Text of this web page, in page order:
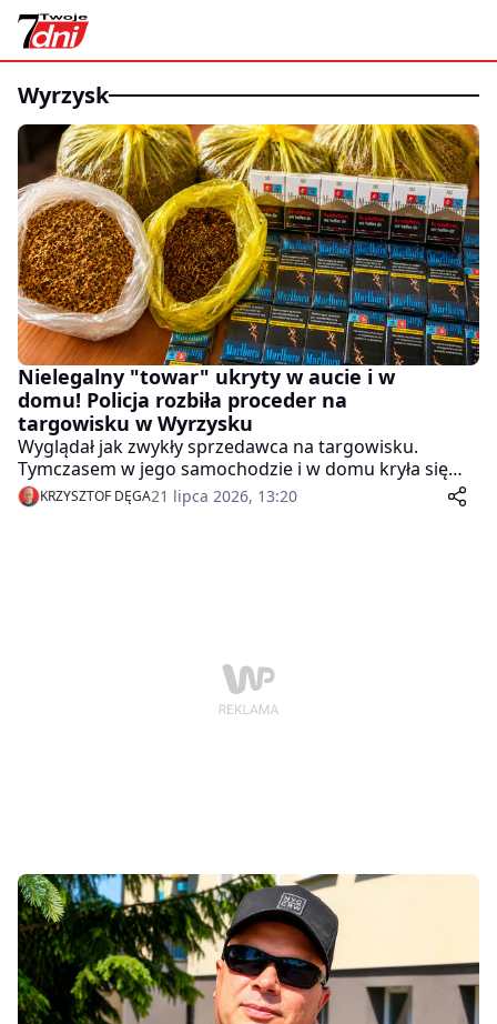
wyrzysk
Nielegalny "towar" ukryty w aucie i w
domu! Policja rozbiła proceder na
targowisku w Wyrzysku
Wyglądał jak zwykły sprzedawca na targowisku.
Tymczasem w jego samochodzie i w domu kryła się
prawdziwa skarbnica nielegalnego tytoniu. Policjanci z
Chodzieży ujawnili aż 1800 sztuk papierosów i 1350
KRZYSZTOF DĘGA21 lipca 2026, 13:20